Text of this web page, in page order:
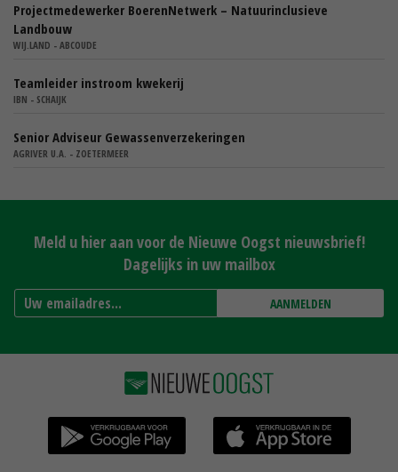
Projectmedewerker BoerenNetwerk – Natuurinclusieve
Landbouw
WIJ.LAND - ABCOUDE
Teamleider instroom kwekerij
IBN - SCHAIJK
Senior Adviseur Gewassenverzekeringen
AGRIVER U.A. - ZOETERMEER
Meld u hier aan voor de Nieuwe Oogst nieuwsbrief!
Dagelijks in uw mailbox
AANMELDEN